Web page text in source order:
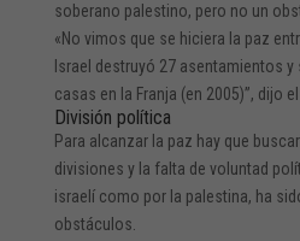
soberano palestino, pero no un
«No vimos que se hiciera la paz
Israel destruyó 27 asentamientos
casas en la Franja (en 2005)”, dijo
División política
Para alcanzar la paz hay que
divisiones y la falta de voluntad
israelí como por la palestina, ha
obstáculos.